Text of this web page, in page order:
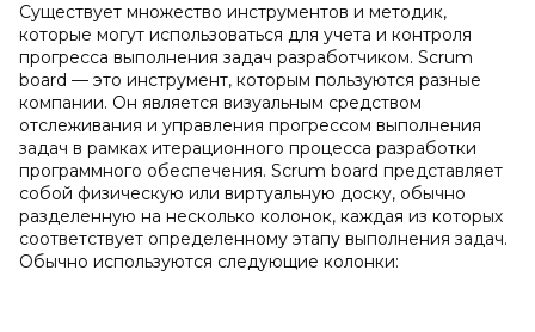
Существует множество инструментов и методик,
которые могут использоваться для учета и контроля
прогресса выполнения задач разработчиком. Scrum
board — это инструмент, которым пользуются разные
компании. Он является визуальным средством
отслеживания и управления прогрессом выполнения
задач в рамках итерационного процесса разработки
программного обеспечения. Scrum board представляет
собой физическую или виртуальную доску, обычно
разделенную на несколько колонок, каждая из которых
соответствует определенному этапу выполнения задач.
Обычно используются следующие колонки: